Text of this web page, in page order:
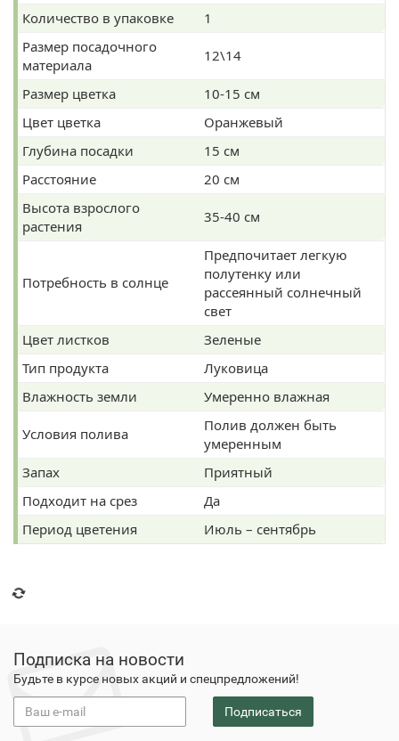
Количество в упаковке
1
Размер посадочного
материала
12\14
Размер цветка
10-15 см
Цвет цветка
Оранжевый
Глубина посадки
15 см
Расстояние
20 см
Высота взрослого
растения
35-40 см
Потребность в солнце
Предпочитает легкую
полутенку или
рассеянный солнечный
свет
Цвет листков
Зеленые
Тип продукта
Луковица
Влажность земли
Умеренно влажная
Условия полива
Полив должен быть
умеренным
Запах
Приятный
Подходит на срез
Да
Период цветения
Июль – сентябрь
Подписка на новости
Будьте в курсе новых акций и спецпредложений!
Подписаться